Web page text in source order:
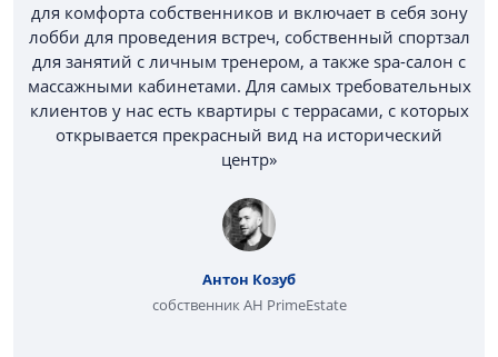
для комфорта собственников и включает в себя зону
лобби для проведения встреч, собственный спортзал
для занятий с личным тренером, а также spa-салон с
массажными кабинетами. Для самых требовательных
клиентов у нас есть квартиры с террасами, с которых
открывается прекрасный вид на исторический
центр»
Антон Козуб
собственник АН PrimeEstate